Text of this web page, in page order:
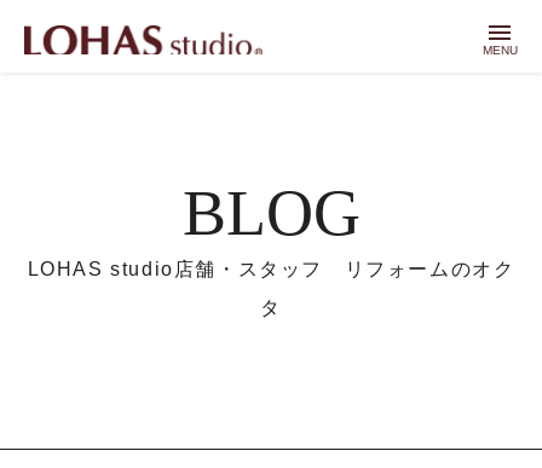
menu
MENU
BLOG
LOHAS studio店舗・スタッフ リフォームのオク
タ